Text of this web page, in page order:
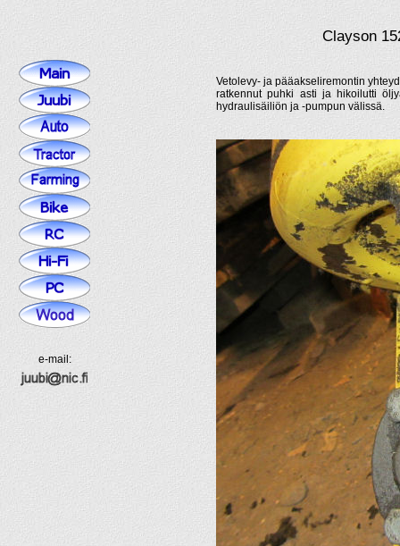
e-mail:
Clayson
Vetolevy- ja pääakseliremontin
ratkennut puhki asti ja hikoilutti
hydraulisäiliön ja -pumpun välissä.